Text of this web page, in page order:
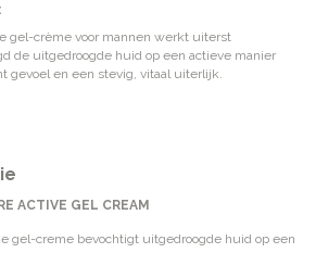
gel-crème voor mannen werkt uiterst
de uitgedroogde huid op een actieve manier
gevoel en een stevig, vitaal uiterlijk.
ACTIVE GEL CREAM
gel-creme bevochtigt uitgedroogde huid op een